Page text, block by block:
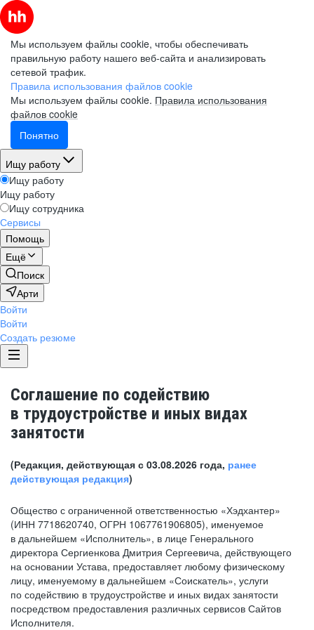
Мы используем файлы cookie, чтобы обеспечивать
правильную работу нашего веб-сайта и анализировать
сетевой трафик.
Правила использования файлов cookie
Мы используем файлы cookie. Правила использования
файлов cookie
Понятно
Ищу работу
Ищу работу
Ищу работу
Ищу сотрудника
Сервисы
Помощь
Ещё
Поиск
Арти
Войти
Войти
Создать резюме
Соглашение по содействию
в трудоустройстве и иных видах
занятости
(Редакция, действующая с 03.08.2026 года, ранее
действующая редакция)
Общество с ограниченной ответственностью «Хэдхантер»
(ИНН 7718620740, ОГРН 1067761906805), именуемое
в дальнейшем «Исполнитель», в лице Генерального
директора Сергиенкова Дмитрия Сергеевича, действующего
на основании Устава, предоставляет любому физическому
лицу, именуемому в дальнейшем «Соискатель», услуги
по содействию в трудоустройстве и иных видах занятости
посредством предоставления различных сервисов Сайтов
Исполнителя.